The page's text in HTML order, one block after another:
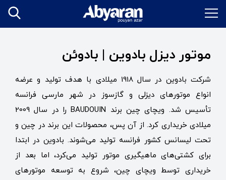
موتور دیزل بادوین | بادوئن
شرکت بادوین در سال 1918 میلادی با هدف تولید و عرضه
انواع موتورهای دیزلی و گازسوز در شهر مارسی فرانسه
تأسیس شد. ویچای چین برند BAUDOUIN را در سال 2009
میلادی خریداری کرد. از آن پس، محصولات این برند در چین و
تحت لیسانس کشور فرانسه تولید می‌شوند. بادوین در ابتدا
برای کشتی‌های ماهیگیری موتور تولید می‌کرد، اما بعد از
خریداری توسط ویچای چین، شروع به توسعه موتورهای